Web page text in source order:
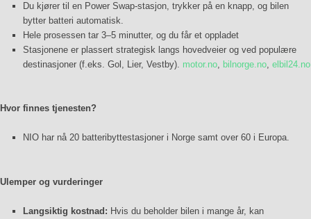
Du kjører til en Power Swap-stasjon, trykker på en knapp, og bilen
bytter batteri automatisk.
Hele prosessen tar 3–5 minutter, og du får et oppladet
Stasjonene er plassert strategisk langs hovedveier og ved populære
destinasjoner (f.eks. Gol, Lier, Vestby). motor.no, bilnorge.no, elbil24.no
Hvor finnes tjenesten?
NIO har nå 20 batteribyttestasjoner i Norge samt over 60 i Europa.
Ulemper og vurderinger
Langsiktig kostnad: Hvis du beholder bilen i mange år, kan